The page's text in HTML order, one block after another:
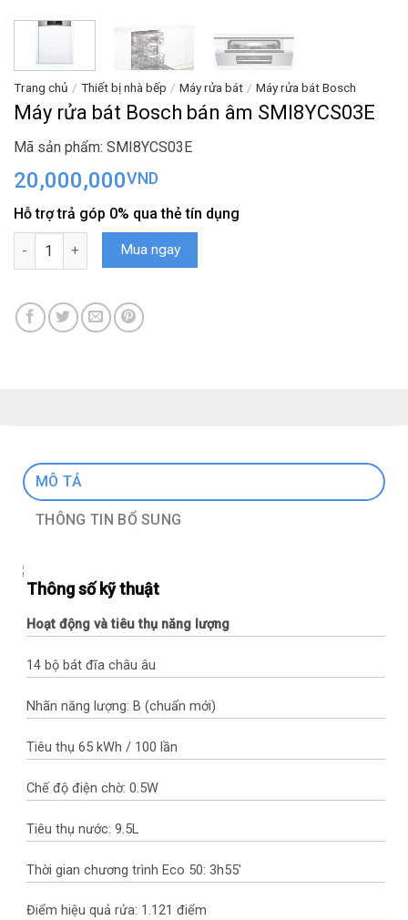
Trang chủ / Thiết bị nhà bếp / Máy rửa bát / Máy rửa bát Bosch
Máy rửa bát Bosch bán âm SMI8YCS03E
Mã sản phẩm: SMI8YCS03E
20,000,000VND
Hỗ trợ trả góp 0% qua thẻ tín dụng
Máy rửa bát Bosch bán âm SMI8YCS03E số lượng
Mua ngay
MÔ TẢ
THÔNG TIN BỔ SUNG
Thông số kỹ thuật
Hoạt động và tiêu thụ năng lượng
14 bộ bát đĩa châu âu
Nhãn năng lượng: B (chuẩn mới)
Tiêu thụ 65 kWh / 100 lần
Chế độ điện chờ: 0.5W
Tiêu thụ nước: 9.5L
Thời gian chương trình Eco 50: 3h55′
Điểm hiệu quả rửa: 1.121 điểm